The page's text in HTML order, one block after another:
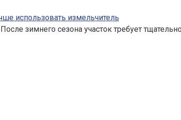
использовать измельчитель
зимнего сезона участок требует